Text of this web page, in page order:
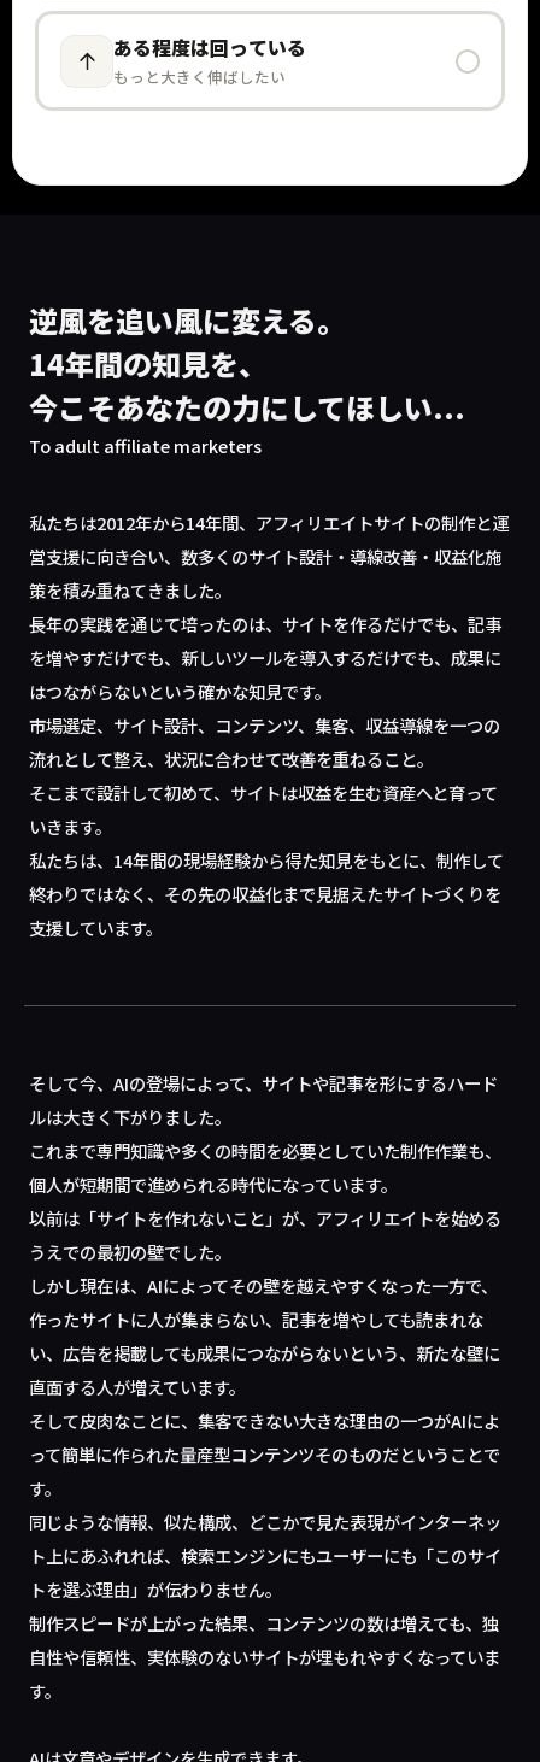
ある程度は回っている
もっと大きく伸ばしたい
逆風を追い風に変える。
14年間の知見を、
今こそあなたの力にしてほしい...
To adult affiliate marketers
私たちは2012年から14年間、アフィリエイトサイトの制作と運
営支援に向き合い、数多くのサイト設計・導線改善・収益化施
策を積み重ねてきました。
長年の実践を通じて培ったのは、サイトを作るだけでも、記事
を増やすだけでも、新しいツールを導入するだけでも、成果に
はつながらないという確かな知見です。
市場選定、サイト設計、コンテンツ、集客、収益導線を一つの
流れとして整え、状況に合わせて改善を重ねること。
そこまで設計して初めて、サイトは収益を生む資産へと育って
いきます。
私たちは、14年間の現場経験から得た知見をもとに、制作して
終わりではなく、その先の収益化まで見据えたサイトづくりを
支援しています。
そして今、AIの登場によって、サイトや記事を形にするハード
ルは大きく下がりました。
これまで専門知識や多くの時間を必要としていた制作作業も、
個人が短期間で進められる時代になっています。
以前は「サイトを作れないこと」が、アフィリエイトを始める
うえでの最初の壁でした。
しかし現在は、AIによってその壁を越えやすくなった一方で、
作ったサイトに人が集まらない、記事を増やしても読まれな
い、広告を掲載しても成果につながらないという、新たな壁に
直面する人が増えています。
そして皮肉なことに、集客できない大きな理由の一つがAIによ
って簡単に作られた量産型コンテンツそのものだということで
す。
同じような情報、似た構成、どこかで見た表現がインターネッ
ト上にあふれれば、検索エンジンにもユーザーにも「このサイ
トを選ぶ理由」が伝わりません。
制作スピードが上がった結果、コンテンツの数は増えても、独
自性や信頼性、実体験のないサイトが埋もれやすくなっていま
す。